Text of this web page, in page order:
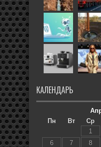
КАЛЕНДАРЬ
Пн
Вт Ср
1
6
7 8